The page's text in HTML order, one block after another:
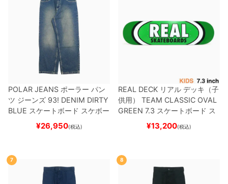
POLAR JEANS ポーラー パン
ツ ジーンズ 93! DENIM DIRTY
BLUE スケートボード スケボー
¥26,950(税込)
REAL DECK リアル デッキ（子
供用）
TEAM CLASSIC OVAL
GREEN 7.3 スケートボード ス
¥13,200(税込)
7 8